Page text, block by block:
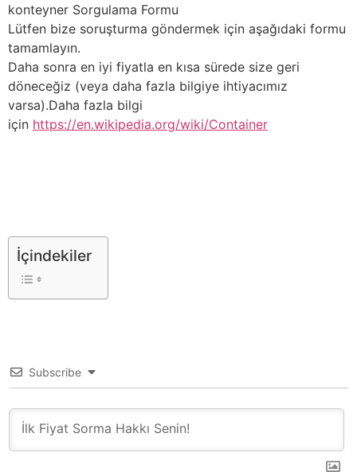
konteyner Sorgulama Formu
Lütfen bize soruşturma göndermek için aşağıdaki formu
tamamlayın.
Daha sonra en iyi fiyatla en kısa sürede size geri
döneceğiz (veya daha fazla bilgiye ihtiyacımız
varsa).Daha fazla bilgi
için https://en.wikipedia.org/wiki/Container
İçindekiler
Subscribe